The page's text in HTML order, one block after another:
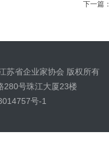
下一篇：
苏省企业家协会 版权所有
280号珠江大厦23楼
号-1